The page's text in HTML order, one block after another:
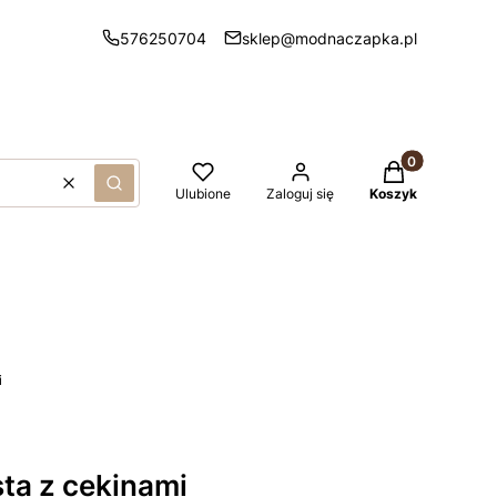
576250704 sklep@modnaczapka.pl
WyczyśćSzukaj Ulubione Zaloguj się
Produkty w
Koszyk
z cekinami